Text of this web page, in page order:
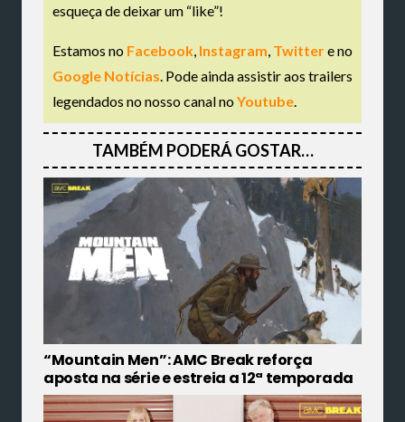
esqueça de deixar um “like”!
Estamos no Facebook Instagram Twittere no
Google Notícias . Pode ainda assistir aos trailers
legendados no nosso canal noYoutube
TAMBÉM PODERÁ GOSTAR…
“Mountain Men”: AMC Break reforça
aposta na série e estreia a 12ª temporada